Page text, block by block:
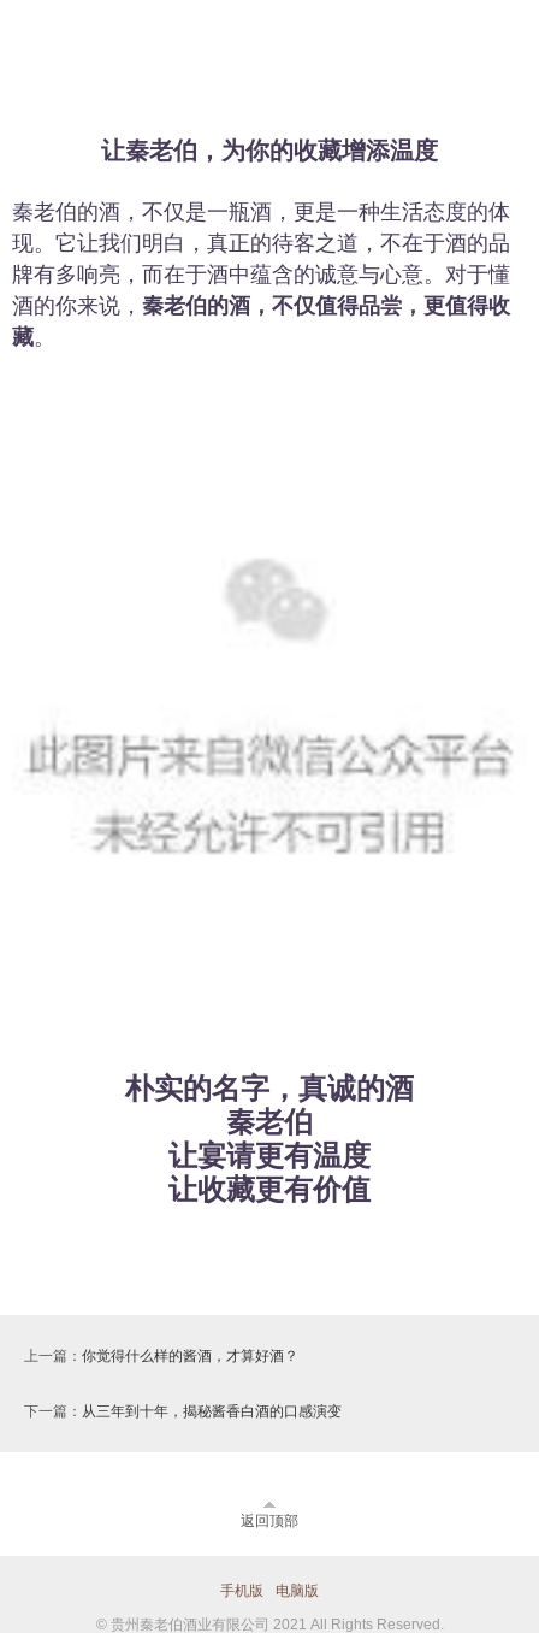
让秦老伯，为你的收藏增添温度
秦老伯的酒，不仅是一瓶酒，更是一种生活态度的体
现。它让我们明白，真正的待客之道，不在于酒的品
牌有多响亮，而在于酒中蕴含的诚意与心意。对于懂
酒的你来说， 秦老伯的酒，不仅值得品尝，更值得收
藏。
朴实的名字，真诚的酒
秦老伯
让宴请更有温度
让收藏更有价值
上一篇： 你觉得什么样的酱酒，才算好酒？
下一篇： 从三年到十年，揭秘酱香白酒的口感演变
返回顶部
手机版
电脑版
© 贵州秦老伯酒业有限公司 2021 All Rights Reserved.